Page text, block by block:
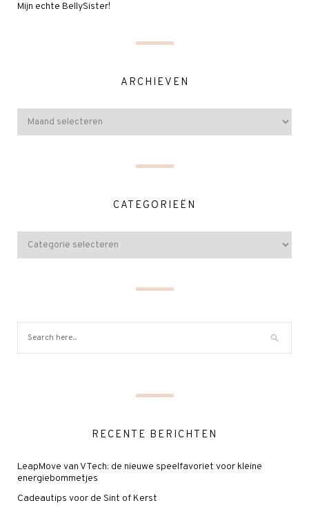
Mijn echte BellySister!
ARCHIEVEN
CATEGORIEËN
RECENTE BERICHTEN
LeapMove van VTech: de nieuwe speelfavoriet voor kleine
energiebommetjes
Cadeautips voor de Sint of Kerst